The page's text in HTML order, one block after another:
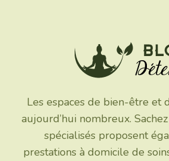
Les espaces de bien-être et
aujourd’hui nombreux.
spécialisés proposent
prestations à domicile de